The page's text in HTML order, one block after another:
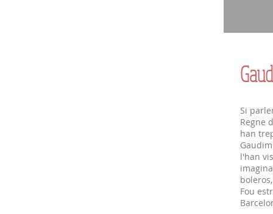
Si
Regne
han
l'han
Fou